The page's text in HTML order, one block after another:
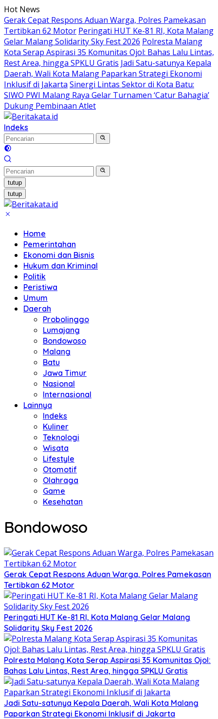
Langsung
ke
konten
Hot News
Gerak Cepat Respons Aduan Warga, Polres Pamekasan
Tertibkan 62 Motor Peringati HUT Ke-81 RI, Kota Malang
Gelar Malang Solidarity Sky Fest 2026 Polresta Malang
Kota Serap Aspirasi 35 Komunitas Ojol: Bahas Lalu Lintas,
Rest Area, hingga SPKLU Gratis Jadi Satu-satunya Kepala
Daerah, Wali Kota Malang Paparkan Strategi Ekonomi
Inklusif di Jakarta Sinergi Lintas Sektor di Kota Batu:
SIWO PWI Malang Raya Gelar Turnamen ‘Catur Bahagia’
Dukung Pembinaan Atlet
Indeks
tutup
tutup
Home
Pemerintahan
Ekonomi dan Bisnis
Hukum dan Kriminal
Politik
Peristiwa
Umum
Daerah
Probolinggo
Lumajang
Bondowoso
Malang
Batu
Jawa Timur
Nasional
Internasional
Lainnya
Indeks
Kuliner
Teknologi
Wisata
Lifestyle
Otomotif
Olahraga
Game
Kesehatan
Bondowoso
Gerak Cepat Respons Aduan Warga, Polres Pamekasan
Tertibkan 62 Motor
Peringati HUT Ke-81 RI, Kota Malang Gelar Malang
Solidarity Sky Fest 2026
Polresta Malang Kota Serap Aspirasi 35 Komunitas Ojol:
Bahas Lalu Lintas, Rest Area, hingga SPKLU Gratis
Jadi Satu-satunya Kepala Daerah, Wali Kota Malang
Paparkan Strategi Ekonomi Inklusif di Jakarta